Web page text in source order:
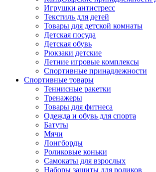
Игрушки антистресс
Текстиль для детей
Товары для детской комнаты
Детская посуда
Детская обувь
Рюкзаки детские
Летние игровые комплексы
Спортивные принадлежности
Спортивные товары
Теннисные ракетки
Тренажеры
Товары для фитнеса
Одежда и обувь для спорта
Батуты
Мячи
Лонгборды
Роликовые коньки
Самокаты для взрослых
Наборы защиты для роликов